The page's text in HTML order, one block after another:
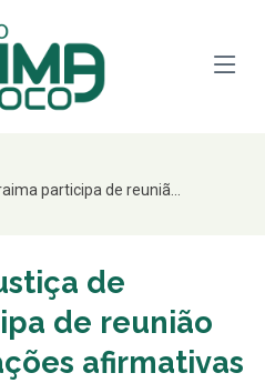
participa de reuniã...
de
de reunião
afirmativas